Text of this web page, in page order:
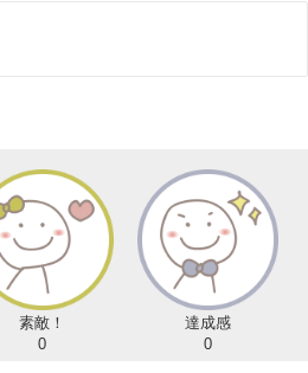
素敵！
0
達成感
0